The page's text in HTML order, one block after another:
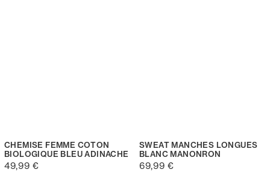
CHEMISE FEMME COTON
BIOLOGIQUE BLEU ADINACHE
49,99 €
SWEAT MANCHES LONGUES
BLANC MANONRON
69,99 €